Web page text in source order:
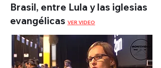
Brasil, entre Lula y las iglesias
evangélicas VER VIDEO